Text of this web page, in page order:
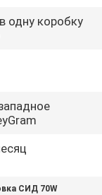
одну коробку
СИД 70W